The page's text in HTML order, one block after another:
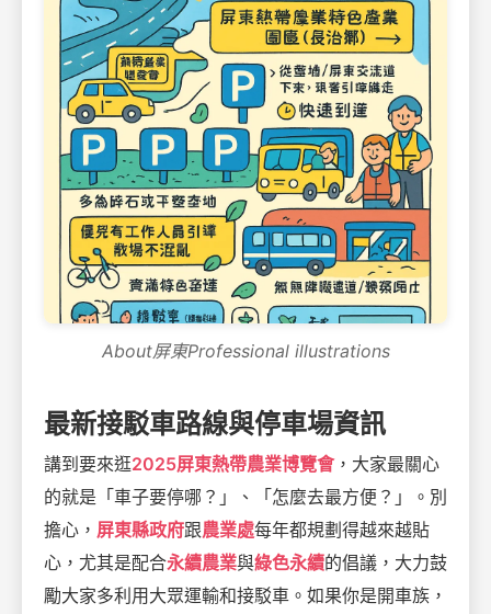
About屏東Professional illustrations
最新接駁車路線與停車場資訊
講到要來逛2025屏東熱帶農業博覽會，大家最關心
的就是「車子要停哪？」、「怎麼去最方便？」。別
擔心， 屏東縣政府跟農業處每年都規劃得越來越貼
心，尤其是配合永續農業與綠色永續的倡議，大力鼓
勵大家多利用大眾運輸和接駁車。如果你是開車族，